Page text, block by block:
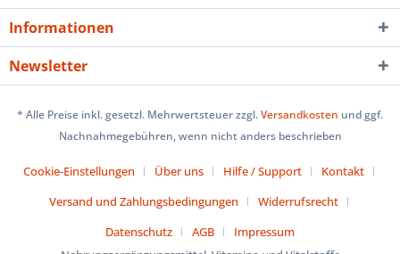
Informationen
Newsletter
* Alle Preise inkl. gesetzl. Mehrwertsteuer zzgl.Versandkosten und ggf.
Nachnahmegebühren, wenn nicht anders beschrieben
Cookie-Einstellungen Über uns Hilfe / Support
Kontakt
Versand und Zahlungsbedingungen
Widerrufsrecht
Datenschutz
AGB
Impressum